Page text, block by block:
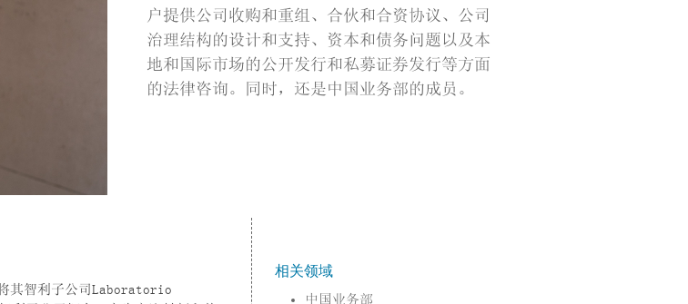
户提供公司收购和重组、合伙和合资协议、公司
治理结构的设计和支持、资本和债务问题以及本
地和国际市场的公开发行和私募证券发行等方面
的法律咨询。同时，还是中国业务部的成员。
其智利子公司Laboratorio
相关领域
中国业务部